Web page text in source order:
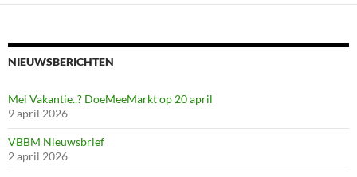
NIEUWSBERICHTEN
Mei Vakantie..? DoeMeeMarkt op 20 april
9 april 2026
VBBM Nieuwsbrief
2 april 2026